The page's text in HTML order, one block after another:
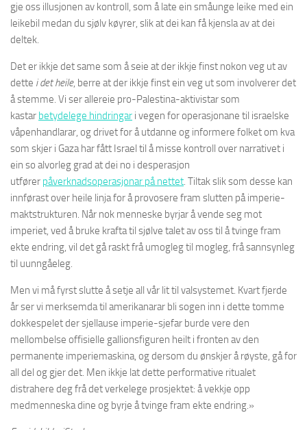
gje oss illusjonen av kontroll, som å late ein småunge leike med ein
leikebil medan du sjølv køyrer, slik at dei kan få kjensla av at dei
deltek.
Det er ikkje det same som å seie at der ikkje finst nokon veg ut av
dette i det heile, berre at der ikkje finst ein veg ut som involverer det
å stemme. Vi ser allereie pro-Palestina-aktivistar som
kastar betydelege hindringar i vegen for operasjonane til israelske
våpenhandlarar, og drivet for å utdanne og informere folket om kva
som skjer i Gaza har fått Israel til å misse kontroll over narrativet i
ein so alvorleg grad at dei no i desperasjon
utfører påverknadsoperasjonar på nettet. Tiltak slik som desse kan
innførast over heile linja for å provosere fram slutten på imperie-
maktstrukturen. Når nok menneske byrjar å vende seg mot
imperiet, ved å bruke krafta til sjølve talet av oss til å tvinge fram
ekte endring, vil det gå raskt frå umogleg til mogleg, frå sannsynleg
til uunngåeleg.
Men vi må fyrst slutte å setje all vår lit til valsystemet. Kvart fjerde
år ser vi merksemda til amerikanarar bli sogen inn i dette tomme
dokkespelet der sjellause imperie-sjefar burde vere den
mellombelse offisielle gallionsfiguren heilt i fronten av den
permanente imperiemaskina, og dersom du ønskjer å røyste, gå for
all del og gjer det. Men ikkje lat dette performative ritualet
distrahere deg frå det verkelege prosjektet: å vekkje opp
medmenneska dine og byrje å tvinge fram ekte endring.»